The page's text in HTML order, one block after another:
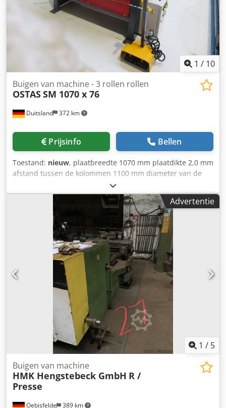
1 / 10
Duitsland 372 km
Buigen van machine - 3 rollen rollen
OSTASSM 1070 x 76
Prijsinfo Bellen
Toestand: nieuw, plaatbreedte 1070 mm plaatdikte 2,0 mm
afstand tussen de kolommen 1100 mm diameter van de
bovenste rollen 76 mm totaal benodigd vermogen 1,1 KW
gewicht van de machine ca. 0,37 t afmetingen van de
machine ca. 1,8 x 0,8 x 1,3 mm Bladbuigmachine met: -
Capaciteit 1050 x 2 mm - Hoogwaardige smeedijzeren
rollen met SAE 1050 certificaat. - Boven- en onderwals
aangedreven, invoerwals zonder aandrijving -
Voetschakelaar - kegelvormige buiging Dodpfxjfv A Etj
Aixjck - Zwenkbare bovenwals - Veiligheidsapparaat
noodlijn - Documentatie - 400 volt - CE-certificaat
Advertentie
1 / 5
Oebisfelde 389 km
Buigen van machine
HMK Hengstebeck GmbH R /
Presse